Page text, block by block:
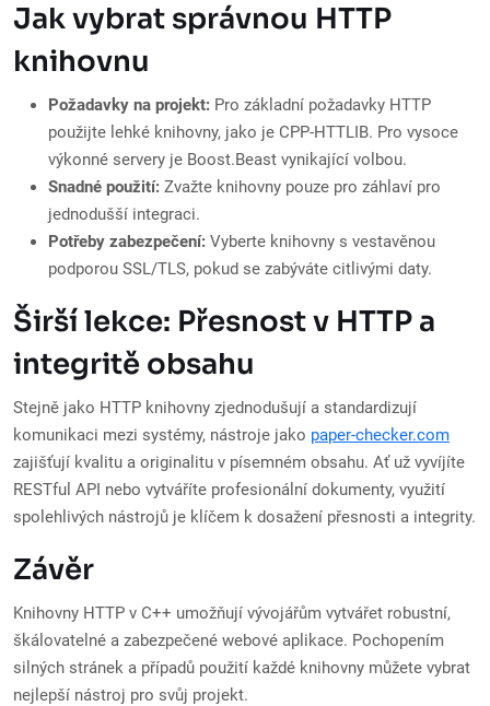
Jak vybrat správnou HTTP
knihovnu
Požadavky na projekt: Pro základní požadavky HTTP
použijte lehké knihovny, jako je CPP-HTTLIB. Pro vysoce
výkonné servery je Boost.Beast vynikající volbou.
Snadné použití: Zvažte knihovny pouze pro záhlaví pro
jednodušší integraci.
Potřeby zabezpečení: Vyberte knihovny s vestavěnou
podporou SSL/TLS, pokud se zabýváte citlivými daty.
Širší lekce: Přesnost v HTTP a
integritě obsahu
Stejně jako HTTP knihovny zjednodušují a standardizují
komunikaci mezi systémy, nástroje jako paper-checker.com
zajišťují kvalitu a originalitu v písemném obsahu. Ať už vyvíjíte
RESTful API nebo vytváříte profesionální dokumenty, využití
spolehlivých nástrojů je klíčem k dosažení přesnosti a integrity.
Závěr
Knihovny HTTP v C++ umožňují vývojářům vytvářet robustní,
škálovatelné a zabezpečené webové aplikace. Pochopením
silných stránek a případů použití každé knihovny můžete vybrat
nejlepší nástroj pro svůj projekt.